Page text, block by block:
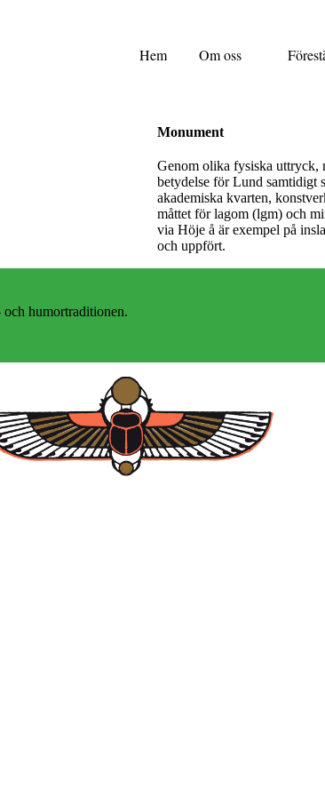
Hem Om oss
Monument
Genom olika fysiska uttryck,
betydelse för Lund samtidigt
akademiska kvarten,
måttet för lagom (lgm) och
via Höje å är exempel på
och uppfört.
humortraditionen.